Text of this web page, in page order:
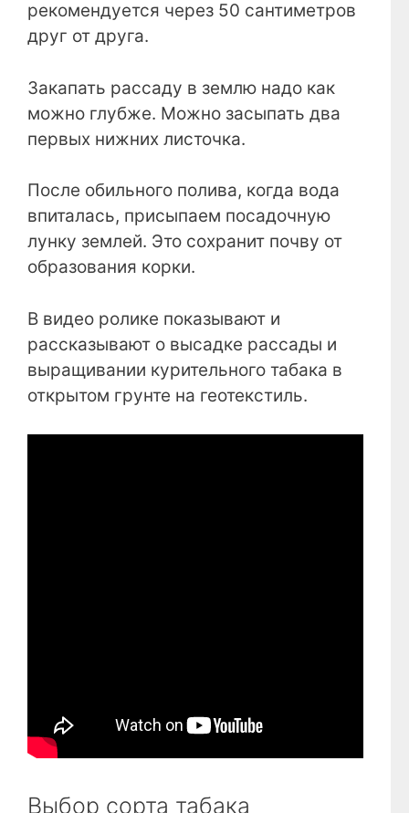
рекомендуется через 50 сантиметров
друг от друга.
Закапать рассаду в землю надо как
можно глубже. Можно засыпать два
первых нижних листочка.
После обильного полива, когда вода
впиталась, присыпаем посадочную
лунку землей. Это сохранит почву от
образования корки.
В видео ролике показывают и
рассказывают о высадке рассады и
выращивании курительного табака в
открытом грунте на геотекстиль.
Выбор сорта табака